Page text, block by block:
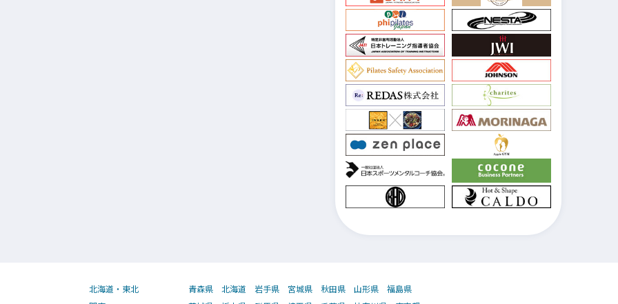
北海道・東北 青森県 北海道 岩手県 宮城県 秋田県 山形県
福島県